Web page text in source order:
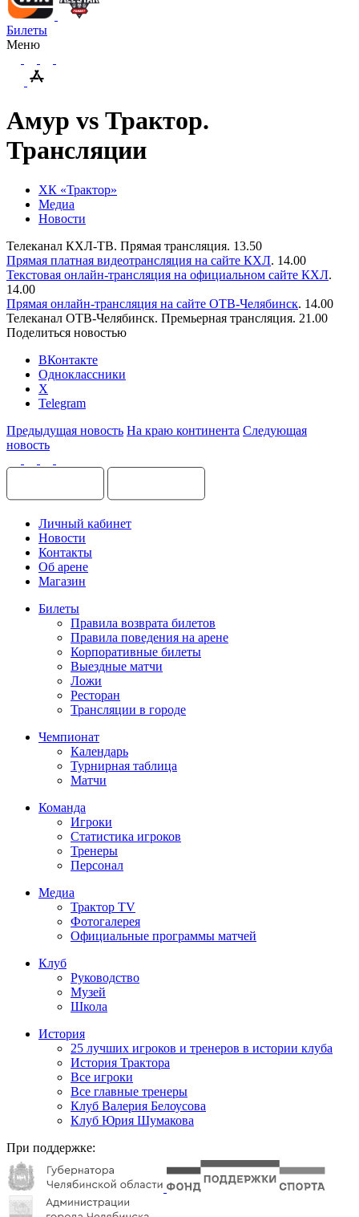
Билеты
Меню
Амур vs Трактор.
Трансляции
ХК «Трактор»
Медиа
Новости
Телеканал КХЛ-ТВ. Прямая трансляция. 13.50
Прямая платная видеотрансляция на сайте КХЛ. 14.00
Текстовая онлайн-трансляция на официальном сайте КХЛ.
14.00
Прямая онлайн-трансляция на сайте ОТВ-Челябинск. 14.00
Телеканал ОТВ-Челябинск. Премьерная трансляция. 21.00
Поделиться новостью
ВКонтакте
Одноклассники
X
Telegram
Предыдущая новость На краю континента Следующая
новость
Личный кабинет
Новости
Контакты
Об арене
Магазин
Билеты
Правила возврата билетов
Правила поведения на арене
Корпоративные билеты
Выездные матчи
Ложи
Ресторан
Трансляции в городе
Чемпионат
Календарь
Турнирная таблица
Матчи
Команда
Игроки
Статистика игроков
Тренеры
Персонал
Медиа
Трактор TV
Фотогалерея
Официальные программы матчей
Клуб
Руководство
Музей
Школа
История
25 лучших игроков и тренеров в истории клуба
История Трактора
Все игроки
Все главные тренеры
Клуб Валерия Белоусова
Клуб Юрия Шумакова
При поддержке: